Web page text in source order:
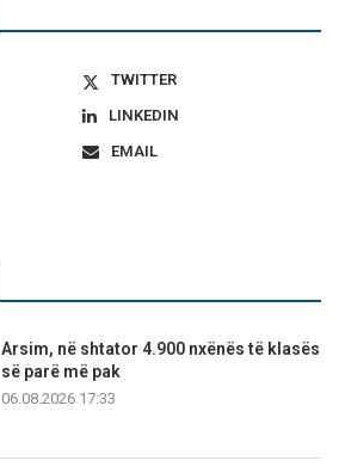
TWITTER
LINKEDIN
EMAIL
Arsim, në shtator 4.900 nxënës të klasës
së parë më pak
06.08.2026 17:33